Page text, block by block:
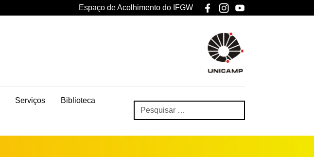
Espaço de Acolhimento do IFGW
Serviços Biblioteca